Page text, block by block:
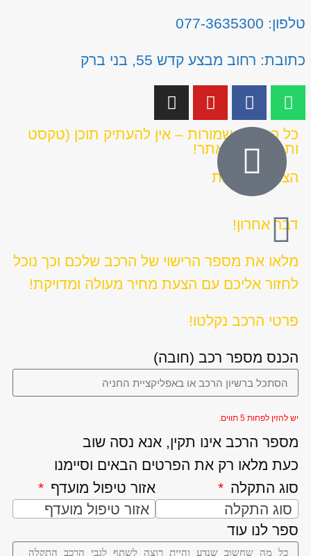
טלפון: 077-3635300
כתובת: רחוב מבצע קדש 55, בני ברק
כל הזכויות שמורות – אין להעתיק תוכן (טקסט
ותמונות) מהאתר!
הצהרת נגישות
דבר אחרון!
מלאו את מספר הרישוי של הרכב שלכם וכך נוכל
לחזור אליכם עם הצעת מחיר מעולה ומדויקת!
פרטי הרכב נקלטו!
הכנס מספר רכב (חובה)
יש להזין לפחות 5 תווים.
מספר הרכב אינו תקין, אנא נסה שוב
כעת מלאו רק את הפרטים הבאים וסיימנו
סוג התקלה
סוג התקלה
אזור טיפול מועדף
אזור טיפול מועדף
ספר לנו עוד